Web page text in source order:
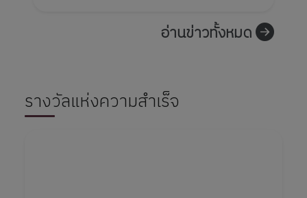
อ่านข่าวทั้งหมด
รางวัลแห่งความสำเร็จ